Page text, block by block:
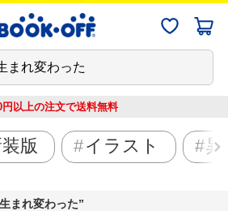
円以上の注文で送料無料
版 イラスト 異
まれ変わった